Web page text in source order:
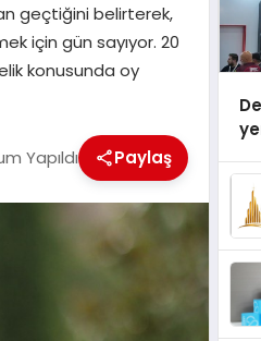
geçtiğini belirterek,
için gün sayıyor. 20
konusunda oy
Yapıldı Paylaş